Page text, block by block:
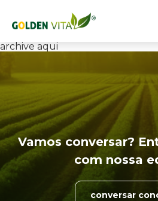
archive aqui
Vamos conversar?
com nossa
conversar